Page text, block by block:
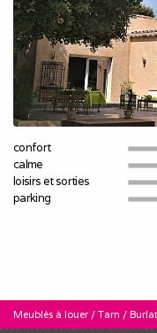
confort
calme
loisirs et sorties
parking
Meublés à louer/ Tarn /